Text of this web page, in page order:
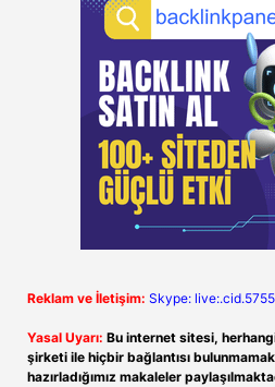
Reklam ve İletişim: Skype:
Yasal Uyarı: Bu internet sitesi,
şirketi ile hiçbir bağlantısı
hazırladığımız makaleler